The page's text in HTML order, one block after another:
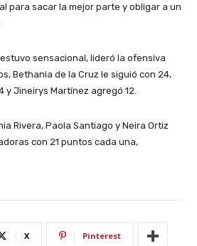
para sacar la mejor parte y obligar a un
sensacional, lideró la ofensiva
Bethania de la Cruz le siguió con 24,
y Jineirys Martínez agregó 12.
Rivera, Paola Santiago y Neira Ortiz
con 21 puntos cada una,
X Pinterest